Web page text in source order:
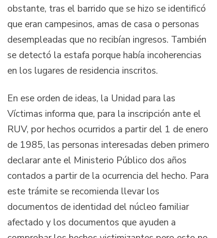
obstante, tras el barrido que se hizo se identificó
que eran campesinos, amas de casa o personas
desempleadas que no recibían ingresos. También
se detectó la estafa porque había incoherencias
en los lugares de residencia inscritos.
En ese orden de ideas, la Unidad para las
Víctimas informa que, para la inscripción ante el
RUV, por hechos ocurridos a partir del 1 de enero
de 1985, las personas interesadas deben primero
declarar ante el Ministerio Público dos años
contados a partir de la ocurrencia del hecho. Para
este trámite se recomienda llevar los
documentos de identidad del núcleo familiar
afectado y los documentos que ayuden a